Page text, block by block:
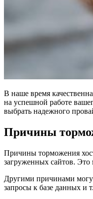
В наше время
на успешной работе
выбрать надежного
Причины
Причины торможения
загруженных сайтов.
Другими причинами
запросы к базе данных и